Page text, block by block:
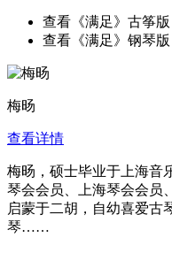
查看《满足》古筝版
查看《满足》钢琴版
梅旸
查看详情
梅旸，硕士毕业于上海音
琴会会员、上海琴会会员
启蒙于二胡，自幼喜爱古
琴……